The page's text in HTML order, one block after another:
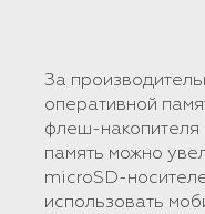
За
оперативной
флеш-
память можно
microSD-
использовать